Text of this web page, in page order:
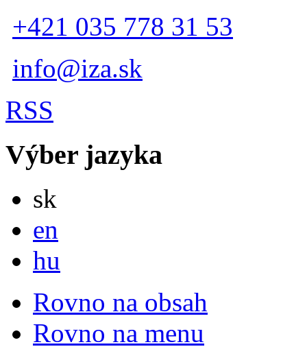
+421 035 778 31 53
info@iza.sk
RSS
Výber jazyka
sk
en
hu
Rovno na obsah
Rovno na menu